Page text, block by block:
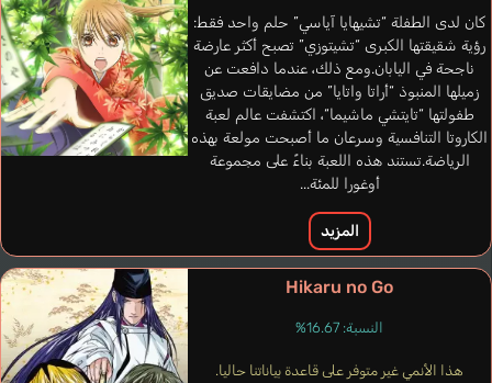
برتغالي
إنجليزي
Kikumaru Eiji
Takahashi Hiroki
كان لدى الطفلة “تشيهايا آياسي” حلم واحد فقط:
رؤية شقيقتها الكبرى “تشيتوزي” تصبح أكثر عارضة
ناجحة في اليابان.ومع ذلك، عندما دافعت عن
زميلها المنبوذ “أراتا واتايا” من مضايقات صديق
طفولتها “تايتشي ماشيما“، اكتشفت عالم لعبة
الكاروتا التنافسية وسرعان ما أصبحت مولعة بهذه
الرياضة.تستند هذه اللعبة بناءً على مجموعة
أوغورا للمئة...
المزيد
Hikaru no Go
النسبة: 16.67%
هذا الأنمي غير متوفر على قاعدة بياناتنا حاليا.